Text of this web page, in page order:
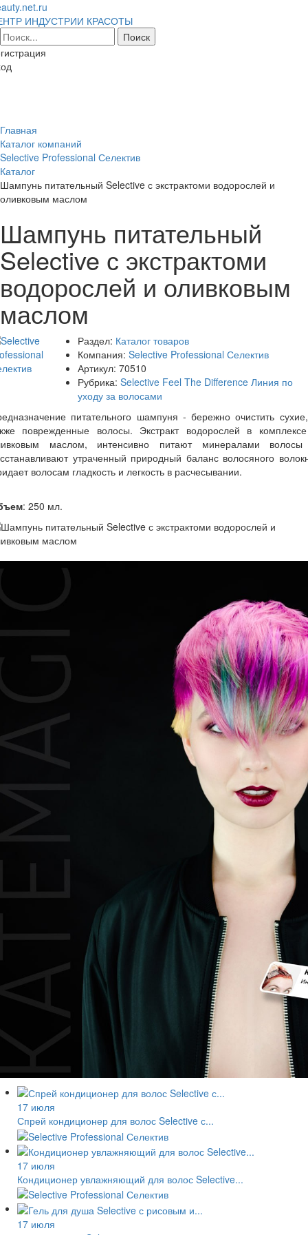
ИНДУСТРИИ КРАСОТЫ
Главная
Каталог компаний
Selective Professional Селектив
Каталог
Шампунь питательный Selective с экстрактоми водорослей и
оливковым маслом
Шампунь питательный
Selective с экстрактоми
водорослей и оливковым
маслом
Раздел: Каталог товаров
Компания: Selective Professional Селектив
Артикул: 70510
Рубрика: Selective Feel The Difference Линия по
уходу за волосами
питательного шампуня - бережно очистить
поврежденные волосы. Экстракт водорослей в
маслом, интенсивно питают минералами
утраченный природный баланс волосяного
волосам гладкость и легкость в расчесывании.
: 250 мл.
17 июля
Спрей кондиционер для волос Selective с...
17 июля
Кондиционер увлажняющий для волос Selective...
17 июля